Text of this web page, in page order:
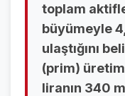
VİDEO GALERİ
FOTO GALERİ
KURUMSAL
toplam
büyümeyle
ulaştığını
(prim)
liranın 340